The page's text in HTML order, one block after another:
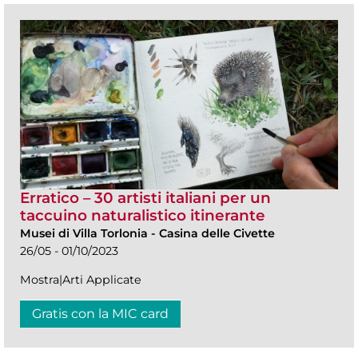
Erratico – 30 artisti italiani per un
taccuino naturalistico itinerante
Musei di Villa Torlonia - Casina delle Civette
26/05 - 01/10/2023
Mostra|Arti Applicate
Gratis con la MIC card